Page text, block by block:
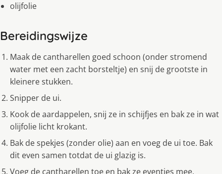
olijfolie
Bereidingswijze
Maak de cantharellen goed schoon (onder stromend
water met een zacht borsteltje) en snij de grootste in
kleinere stukken.
Snipper de ui.
Kook de aardappelen, snij ze in schijfjes en bak ze in wat
olijfolie licht krokant.
Bak de spekjes (zonder olie) aan en voeg de ui toe. Bak
dit even samen totdat de ui glazig is.
Voeg de cantharellen toe en bak ze eventjes mee.